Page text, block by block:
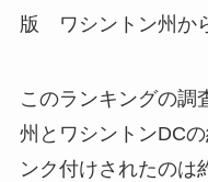
このランキングの調
州とワシントンDC
ンク付けされたのは